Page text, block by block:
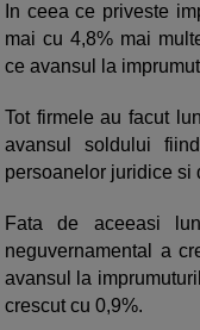
In ceea ce priveste
mai cu 4,8% mai
ce avansul la
Tot firmele au facut
avansul soldului
persoanelor juridice si
Fata de aceeasi
neguvernamental a
avansul la
crescut cu 0,9%.